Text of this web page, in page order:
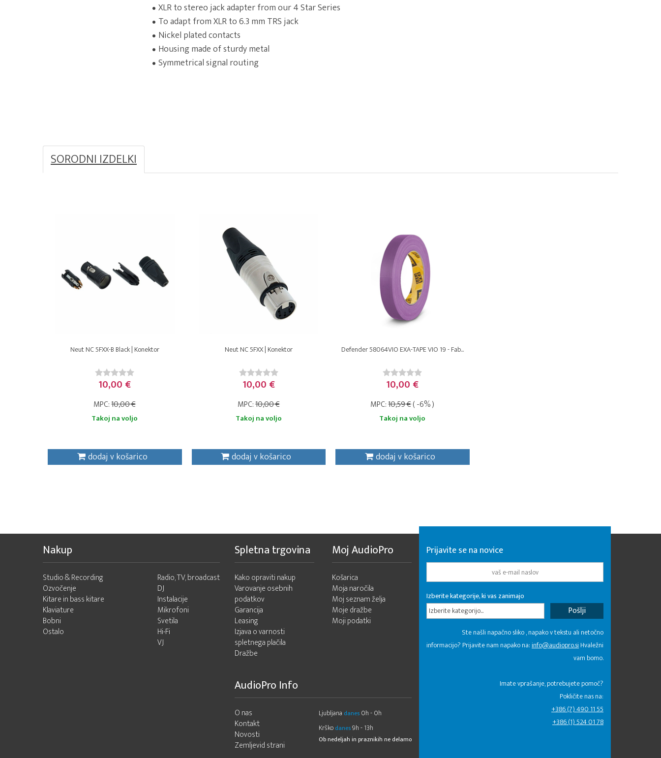
XLR to stereo jack adapter from our 4 Star Series
To adapt from XLR to 6.3 mm TRS jack
Nickel plated contacts
Housing made of sturdy metal
Symmetrical signal routing
SORODNI IZDELKI
Neut NC 5FXX-B Black | Konektor
10,00 €
MPC:10,00 €
Takoj na voljo
dodaj v košarico
Neut NC 5FXX | Konektor
10,00 €
MPC:10,00 €
Takoj na voljo
dodaj v košarico
Defender 58064VIO EXA-TAPE VIO 19 - Fab...
10,00 €
MPC:10,59 €( -6% )
Takoj na voljo
dodaj v košarico
Nakup
Studio & Recording
Ozvočenje
Kitare in bass kitare
Klaviature
Bobni
Ostalo
Radio, TV, broadcast
DJ
Instalacije
Mikrofoni
Svetila
Hi-Fi
VJ
Spletna trgovina
Kako opraviti nakup
Varovanje osebnih
podatkov
Garancija
Leasing
Izjava o varnosti
spletnega plačila
Dražbe
Moj AudioPro
Košarica
Moja naročila
Moj seznam želja
Moje dražbe
Moji podatki
AudioPro Info
O nas
Kontakt
Novosti
Zemljevid strani
Ljubljana danes 0h - 0h
Krško danes9h - 13h
Ob nedeljah in praznikih ne delamo
Prijavite se na novice
Izberite kategorije, ki vas zanimajo
Izberite kategorijo...
Ste našli napačno sliko , napako v tekstu ali netočno
informacijo? Prijavite nam napako na:info@audiopro.siHvaležni
vam bomo.
Imate vprašanje, potrebujete pomoč?
Pokličite nas na:
+386 (7) 490 11 55
+386 (1) 524 01 78